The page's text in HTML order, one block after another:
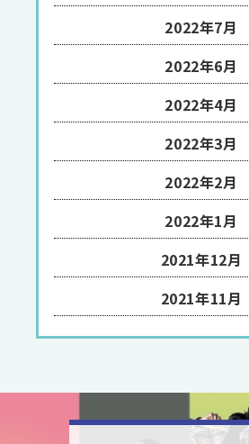
2022年7月
2022年6月
2022年4月
2022年3月
2022年2月
2022年1月
2021年12月
2021年11月